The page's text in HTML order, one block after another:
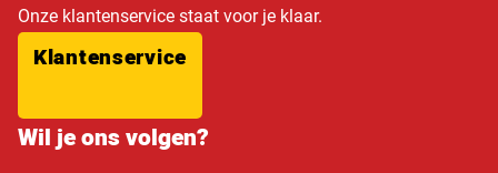
Onze klantenservice staat voor je klaar.
Klantenservice
Wil je ons volgen?